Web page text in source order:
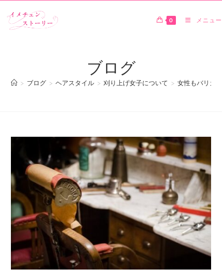
0 メニュー
ブログ
> ブログ > ヘアスタイル > 刈り上げ女子について > 女性もバリカ